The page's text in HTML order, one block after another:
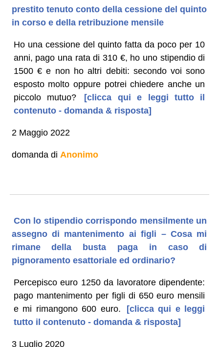
prestito tenuto conto della cessione del quinto
in corso e della retribuzione mensile
Ho una cessione del quinto fatta da poco per 10
anni, pago una rata di 310 €, ho uno stipendio di
1500 € e non ho altri debiti: secondo voi sono
esposto molto oppure potrei chiedere anche un
piccolo mutuo?
[clicca qui e leggi tutto il
contenuto - domanda & risposta]
2 Maggio 2022
domanda di Anonimo
Con lo stipendio corrispondo mensilmente un
assegno di mantenimento ai figli – Cosa mi
rimane della busta paga in caso di
pignoramento esattoriale ed ordinario?
Percepisco euro 1250 da lavoratore dipendente:
pago mantenimento per figli di 650 euro mensili
e mi rimangono 600 euro.
[clicca qui e leggi
tutto il contenuto - domanda & risposta]
3 Luglio 2020